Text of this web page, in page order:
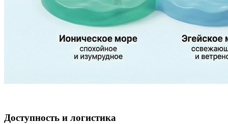
Доступность и логистика